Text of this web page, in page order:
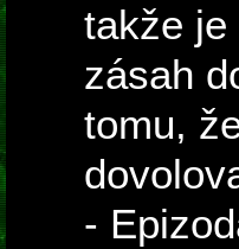
takže
zásah
tomu,
-